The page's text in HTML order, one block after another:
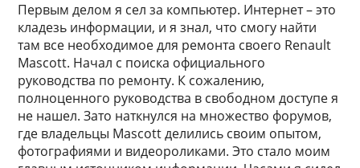
Первым делом я сел за компьютер. Интернет – это
кладезь информации, и я знал, что смогу найти
там все необходимое для ремонта своего Renault
Mascott. Начал с поиска официального
руководства по ремонту. К сожалению,
полноценного руководства в свободном доступе я
не нашел. Зато наткнулся на множество форумов,
где владельцы Mascott делились своим опытом,
фотографиями и видеороликами. Это стало моим